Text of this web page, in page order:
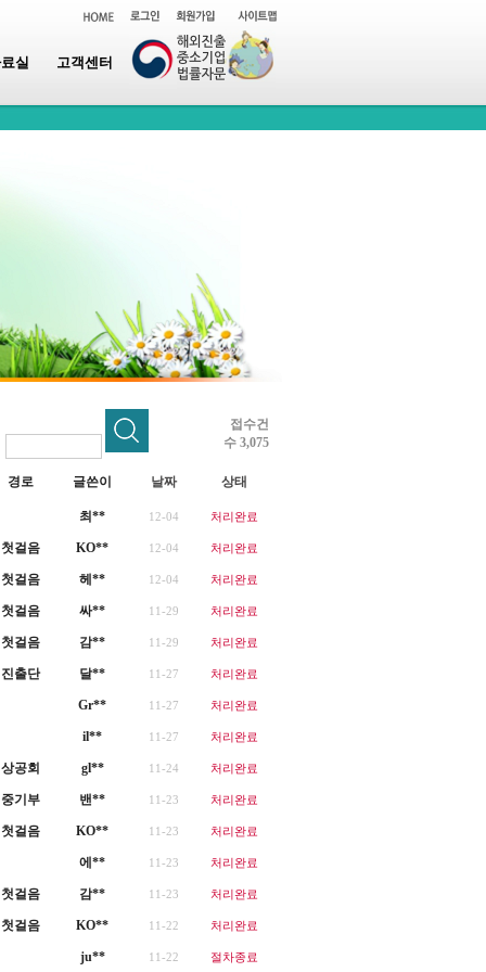
실 고객센터
접수건
수 3,075
경로 글쓴이 날짜 상태
최** 12-04 처리완료
첫걸음 KO** 12-04 처리완료
첫걸음 헤** 12-04 처리완료
첫걸음 싸** 11-29 처리완료
첫걸음 감** 11-29 처리완료
진출단 달** 11-27 처리완료
Gr** 11-27 처리완료
il** 11-27 처리완료
상공회 gl** 11-24 처리완료
중기부 밴** 11-23 처리완료
첫걸음 KO** 11-23 처리완료
에** 11-23 처리완료
첫걸음 감** 11-23 처리완료
첫걸음 KO** 11-22 처리완료
ju** 11-22 절차종료